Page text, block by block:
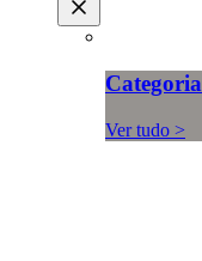
Categoria
Ver tudo >